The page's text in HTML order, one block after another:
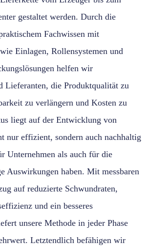
gestaltet werden. Durch die
Fachwissen mit
Einlagen, Rollensystemen und
helfen wir
Lieferanten, die Produktqualität zu
zu verlängern und Kosten zu
liegt auf der Entwicklung von
nur effizient, sondern auch nachhaltig
Unternehmen als auch für die
Auswirkungen haben. Mit messbaren
auf reduzierte Schwundraten,
und ein besseres
unsere Methode in jeder Phase
Letztendlich befähigen wir